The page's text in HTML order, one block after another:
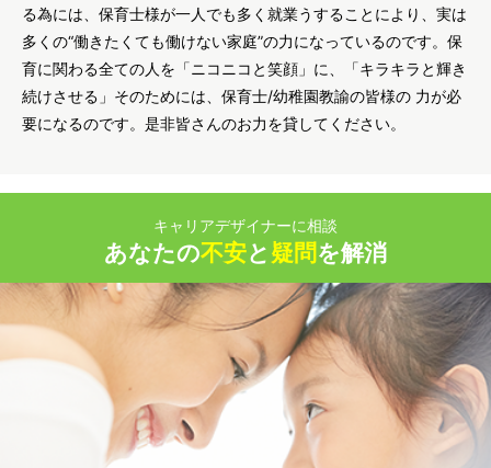
る為には、保育士様が一人でも多く就業うすることにより、実は
多くの“働きたくても働けない家庭”の力になっているのです。保
育に関わる全ての人を「ニコニコと笑顔」に、「キラキラと輝き
続けさせる」そのためには、保育士/幼稚園教諭の皆様の 力が必
要になるのです。是非皆さんのお力を貸してください。
キャリアデザイナーに相談
あなたの不安と 疑問 を解消